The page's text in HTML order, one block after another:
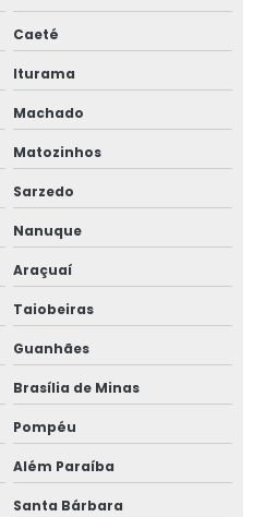
elétricos
Caeté
Iturama
Machado
Matozinhos
Sarzedo
Nanuque
Araçuaí
Taiobeiras
Guanhães
Brasília de Minas
Pompéu
Além Paraíba
Santa Bárbara